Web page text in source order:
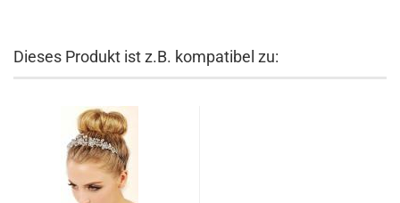
Dieses Produkt ist z.B. kompatibel zu: